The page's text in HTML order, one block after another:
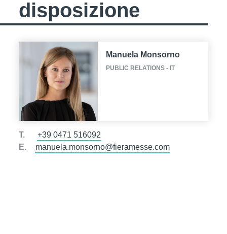
disposizione
Manuela Monsorno
PUBLIC RELATIONS - IT
T.
+39 0471 516092
E.
manuela.monsorno@fieramesse.com